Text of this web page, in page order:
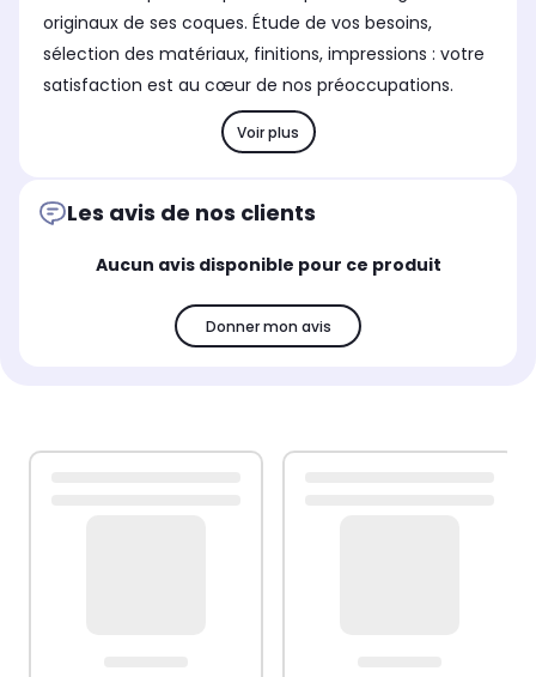
originaux de ses coques. Étude de vos besoins,
sélection des matériaux, finitions, impressions : votre
satisfaction est au cœur de nos préoccupations.
Voir plus
Les avis de nos clients
Aucun avis disponible pour ce produit
Donner mon avis